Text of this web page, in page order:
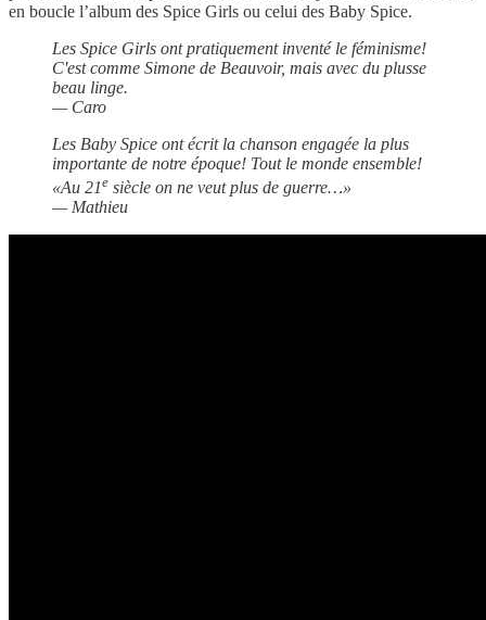
en boucle l’album des Spice Girls ou celui des Baby Spice.
Les Spice Girls ont pratiquement inventé le féminisme!
C'est comme Simone de Beauvoir, mais avec du plusse
beau linge.
— Caro
Les Baby Spice ont écrit la chanson engagée la plus
importante de notre époque! Tout le monde ensemble!
«Au 21e siècle on ne veut plus de guerre…»
— Mathieu